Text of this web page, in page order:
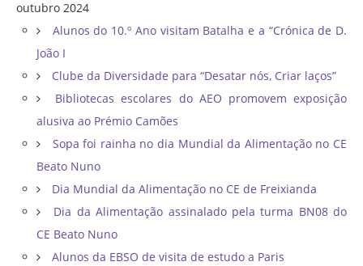
outubro 2024
Alunos do 10.º Ano visitam Batalha e a “Crónica de D.
João I
Clube da Diversidade para “Desatar nós, Criar laços”
Bibliotecas escolares do AEO promovem exposição
alusiva ao Prémio Camões
Sopa foi rainha no dia Mundial da Alimentação no CE
Beato Nuno
Dia Mundial da Alimentação no CE de Freixianda
Dia da Alimentação assinalado pela turma BN08 do
CE Beato Nuno
Alunos da EBSO de visita de estudo a Paris